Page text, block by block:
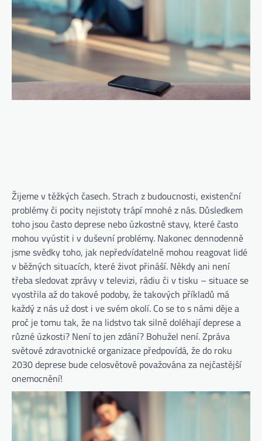
Žijeme v těžkých časech. Strach z budoucnosti, existenční
problémy či pocity nejistoty trápí mnohé z nás. Důsledkem
toho jsou často deprese nebo úzkostné stavy, které často
mohou vyústit i v duševní problémy. Nakonec dennodenně
jsme svědky toho, jak nepředvídatelně mohou reagovat lidé
v běžných situacích, které život přináší. Někdy ani není
třeba sledovat zprávy v televizi, rádiu či v tisku – situace se
vyostřila až do takové podoby, že takových příkladů má
každý z nás už dost i ve svém okolí. Co se to s námi děje a
proč je tomu tak, že na lidstvo tak silně doléhají deprese a
různé úzkosti? Není to jen zdání? Bohužel není. Zpráva
světové zdravotnické organizace předpovídá, že do roku
2030 deprese bude celosvětově považována za nejčastější
onemocnění!